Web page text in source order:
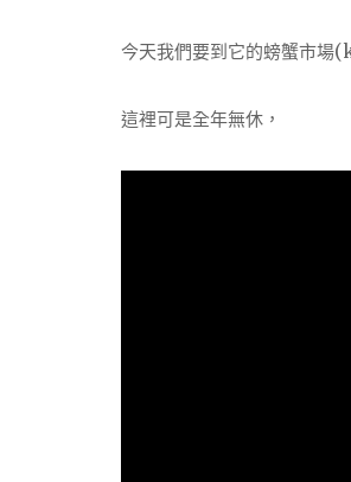
今天我們要到它的螃蟹市
這裡可是全年無休，